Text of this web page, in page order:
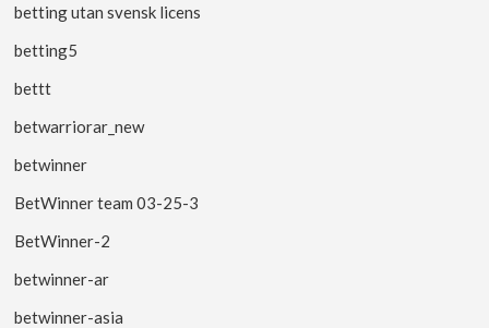
betting utan svensk licens
betting5
bettt
betwarriorar_new
betwinner
BetWinner team 03-25-3
BetWinner-2
betwinner-ar
betwinner-asia